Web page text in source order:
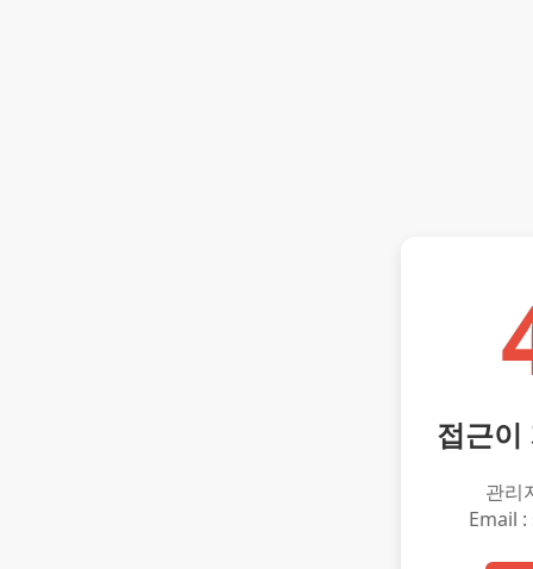
접근이
관리
Email